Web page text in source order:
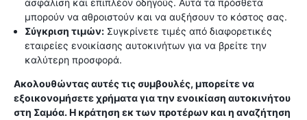
ασφάλιση και επιπλέον οδηγούς. Αυτά τα πρόσθετα
μπορούν να αθροιστούν και να αυξήσουν το κόστος σας.
Σύγκριση τιμών: Συγκρίνετε τιμές από διαφορετικές
εταιρείες ενοικίασης αυτοκινήτων για να βρείτε την
καλύτερη προσφορά.
Ακολουθώντας αυτές τις συμβουλές, μπορείτε να
εξοικονομήσετε χρήματα για την ενοικίαση αυτοκινήτου
στη Σαμόα. Η κράτηση εκ των προτέρων και η αναζήτηση